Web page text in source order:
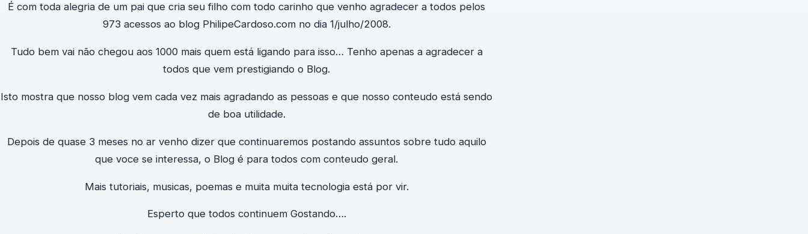
É com toda alegria de um pai que cria seu filho com todo carinho que venho agradecer a todos pelos
973 acessos ao blog PhilipeCardoso.com no dia 1/julho/2008.
Tudo bem vai não chegou aos 1000 mais quem está ligando para isso… Tenho apenas a agradecer a
todos que vem prestigiando o Blog.
Isto mostra que nosso blog vem cada vez mais agradando as pessoas e que nosso conteudo está sendo
de boa utilidade.
Depois de quase 3 meses no ar venho dizer que continuaremos postando assuntos sobre tudo aquilo
que voce se interessa, o Blog é para todos com conteudo geral.
Mais tutoriais, musicas, poemas e muita muita tecnologia está por vir.
Esperto que todos continuem Gostando….